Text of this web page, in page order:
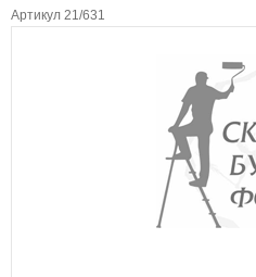
Артикул 21/631